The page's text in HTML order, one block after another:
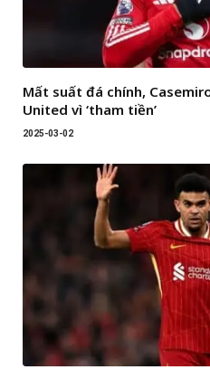
Mất suất đá chính,
United vì ‘tham tiền’
2025-03-02